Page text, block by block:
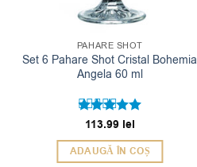
PAHARE SHOT
Set 6 Pahare Shot Cristal Bohemia
Angela 60 ml
Evaluat la
5
113.99 lei
ADAUGĂ ÎN COȘ